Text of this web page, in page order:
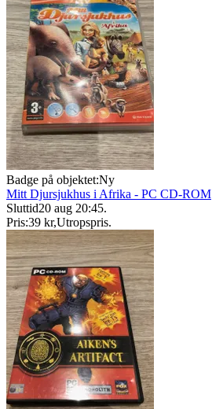
Badge på objektet:Ny
Mitt Djursjukhus i Afrika - PC CD-ROM
Sluttid20 aug 20:45.
Pris:39 kr,Utropspris.